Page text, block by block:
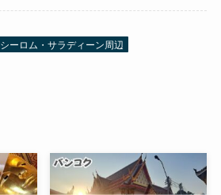
シーロム・サラディーン周辺